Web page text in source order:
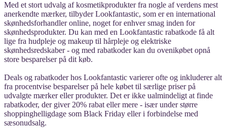
Med et stort udvalg af kosmetikprodukter fra nogle af verdens mest
anerkendte mærker, tilbyder Lookfantastic, som er en international
skønhedsforhandler online, noget for enhver smag inden for
skønhedsprodukter. Du kan med en Lookfantastic rabatkode få alt
lige fra hudpleje og makeup til hårpleje og elektriske
skønhedsredskaber - og med rabatkoder kan du ovenikøbet opnå
store besparelser på dit køb.
Deals og rabatkoder hos Lookfantastic varierer ofte og inkluderer alt
fra procentvise besparelser på hele købet til særlige priser på
udvalgte mærker eller produkter. Det er ikke ualmindeligt at finde
rabatkoder, der giver 20% rabat eller mere - især under større
shoppinghelligdage som Black Friday eller i forbindelse med
sæsonudsalg.